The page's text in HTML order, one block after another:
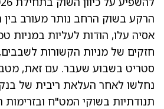
הרקע בשוק הרחב נותר מעורב בין
אסיה עלו, הודות לעליות במניות
חזקים של מניות הקשורות
סטריט בשבוע שעבר. עם זאת,
נחלשו לאחר העלאת ריבית של
תנודתיות בשוקי המט"ח ובזרימות